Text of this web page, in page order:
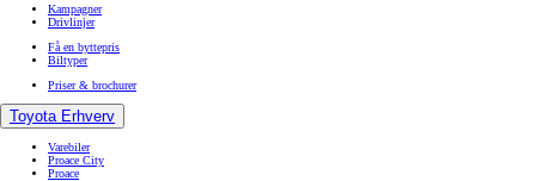
Kampagner
Drivlinjer
Få en byttepris
Biltyper
Priser & brochurer
Toyota Erhverv
Varebiler
Proace City
Proace